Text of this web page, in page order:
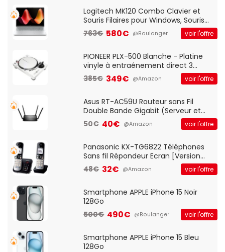
QWERTY UK - Noir
Logitech MK120 Combo Clavier et
Souris Filaires pour Windows, Souris
Optique Filaire, Connexion USB Plug
And Play, Confortable, Taille
QWERTY UK - Noir
763€ 580€ @Boulanger voir l'offre
PIONEER PLX-500 Blanche - Platine
vinyle à entraénement direct 3
vitesses (33-45-78 trs/min) avec
pre-ampli intégré et port USB
385€ 349€ @Amazon voir l'offre
Asus RT-AC59U Routeur sans Fil
Double Bande Gigabit (Serveur et
Client VPN, Triple Vlan, Mode Point
d'accès et Bridge, contrôle Parental,
50€ 40€ @Amazon voir l'offre
Panasonic KX-TG6822 Téléphones
Sans fil Répondeur Ecran [Version
Française]
48€ 32€ @Amazon voir l'offre
Smartphone APPLE iPhone 15 Noir
128Go
500€ 490€ @Boulanger voir l'offre
Smartphone APPLE iPhone 15 Bleu
128Go